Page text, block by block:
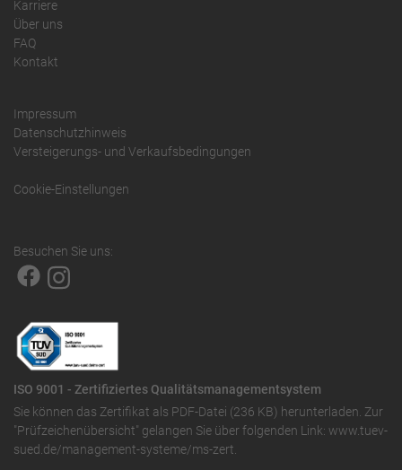
Karriere
Über uns
FAQ
Kontakt
Impressum
Datenschutzhinweis
Versteigerungs- und Verkaufsbedingungen
Cookie-Einstellungen
Besuchen Sie uns:
ISO 9001 - Zertifiziertes Qualitätsmanagementsystem
Sie können das Zertifikat als PDF-Datei (236 KB) herunterladen. Zur
"Prüfzeichenübersicht" gelangen Sie über folgenden Link: www.tuev-
sued.de/management-systeme/ms-zert